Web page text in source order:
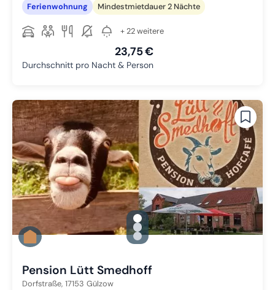
Ferienwohnung Mindestmietdauer 2 Nächte
+ 22 weitere
23,75 €
Durchschnitt pro Nacht & Person
gallery.slide_selector
Zu Slide 1 wechseln
Zu Slide 2 wechseln
Zu Slide 3 wechseln
Pension Lütt Smedhoff
Dorfstraße, 17153 Gülzow